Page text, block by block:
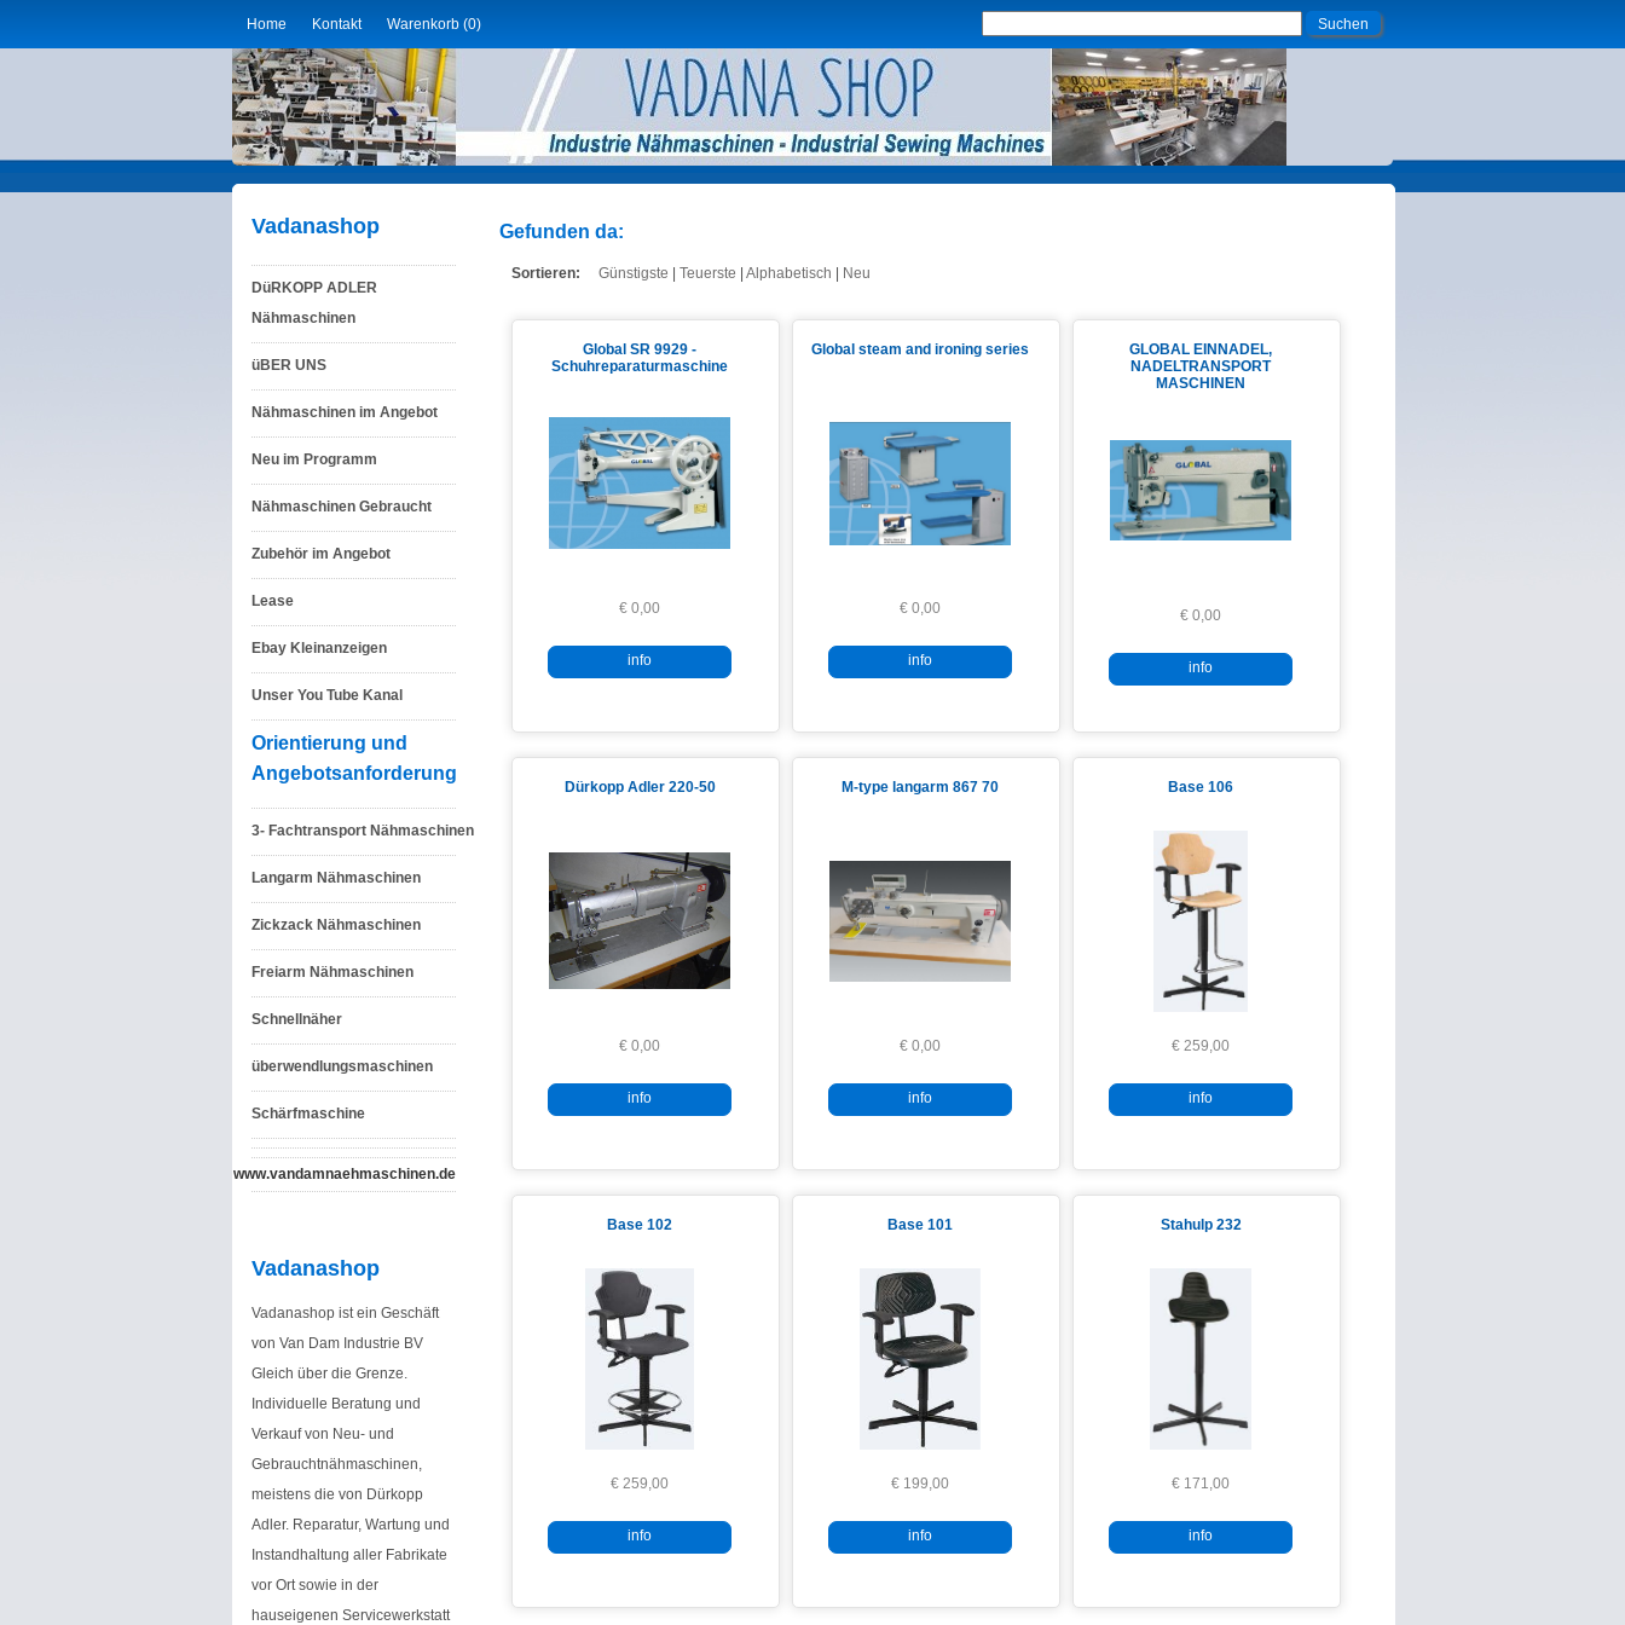
Home Kontakt Warenkorb (0)
Vadanashop
DüRKOPP ADLER
Nähmaschinen
üBER UNS
Nähmaschinen im Angebot
Neu im Programm
Nähmaschinen Gebraucht
Zubehör im Angebot
Lease
Ebay Kleinanzeigen
Unser You Tube Kanal
Orientierung und
Angebotsanforderung
3- Fachtransport Nähmaschinen
Langarm Nähmaschinen
Zickzack Nähmaschinen
Freiarm Nähmaschinen
Schnellnäher
überwendlungsmaschinen
Schärfmaschine
www.vandamnaehmaschinen.de
Vadanashop
Vadanashop ist ein Geschäft
von Van Dam Industrie BV
Gleich über die Grenze.
Individuelle Beratung und
Verkauf von Neu- und
Gebrauchtnähmaschinen,
meistens die von Dürkopp
Adler. Reparatur, Wartung und
Instandhaltung aller Fabrikate
vor Ort sowie in der
hauseigenen Servicewerkstatt
Gefunden da:
Sortieren: Günstigste Teuerste Alphabetisch Neu
Global SR 9929 -
Schuhreparaturmaschine
€ 0,00
info
Global steam and ironing series
€ 0,00
info
GLOBAL EINNADEL,
NADELTRANSPORT
MASCHINEN
€ 0,00
info
Dürkopp Adler 220-50
€ 0,00
info
M-type langarm 867 70
€ 0,00
info
Base 106
€ 259,00
info
Base 102
€ 259,00
info
Base 101
€ 199,00
info
Stahulp 232
€ 171,00
info